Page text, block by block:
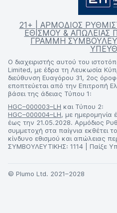
21+ | ΑΡΜΟΔΙΟΣ
ΕΘΙΣΜΟΥ & ΑΠΩΛΕΙΑΣ
ΓΡΑΜΜΗ
Ο διαχειριστής αυτού του
Limited, με έδρα τη Λευκωσία
διεύθυνση Ευαγόρου 31, 2ος
εποπτεύεται από την Επιτροπή
βάσει της άδειας Τύπου 1:
HGC–000003–LH και Τύπου 2:
HGC–000004–LH, με ημερομηνία
έως την 21.05.2028. Αρμόδιος
συμμετοχή στα παίγνια εκθέτει
κίνδυνο εθισμού και απώλειας
ΣΥΜΒΟΥΛΕΥΤΙΚΗΣ: 1114 | Παίξε
© Plumo Ltd. 2021–2028